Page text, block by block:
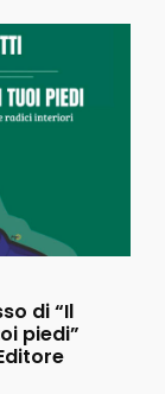
di “Il
piedi”